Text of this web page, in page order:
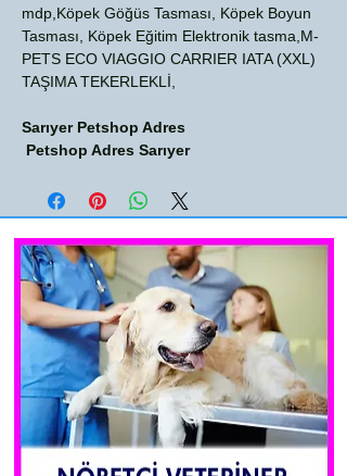
mdp,Köpek Göğüs Tasması, Köpek Boyun
Tasması, Köpek Eğitim Elektronik tasma,M-
PETS ECO VIAGGIO CARRIER IATA (XXL)
TAŞIMA TEKERLEKLİ,
Sarıyer Petshop Adres
Petshop Adres Sarıyer